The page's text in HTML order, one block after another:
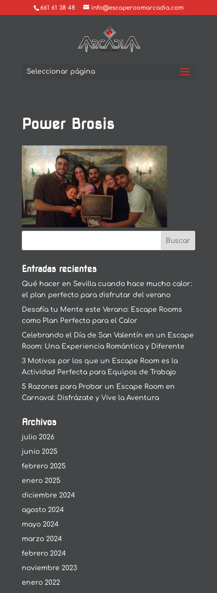
661 61 38 48 info@escaperoomarcadia.com
Seleccionar página
Power Brosis
Entradas recientes
Qué hacer en Sevilla cuando hace mucho calor:
el plan perfecto para disfrutar del verano
Desafía tu Mente este Verano: Escape Rooms
como Plan Perfecto para el Calor
Celebrando el Día de San Valentín en un Escape
Room: Una Experiencia Romántica y Diferente
3 Motivos por los que un Escape Room es la
Actividad Perfecta para Equipos de Trabajo
5 Razones para Probar un Escape Room en
Carnaval: Disfrázate y Vive la Aventura
Archivos
julio 2026
junio 2025
febrero 2025
enero 2025
diciembre 2024
agosto 2024
mayo 2024
marzo 2024
febrero 2024
noviembre 2023
enero 2022